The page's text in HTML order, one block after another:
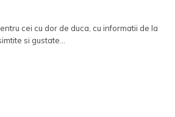
cei cu dor de duca, cu informatii de la
si gustate...